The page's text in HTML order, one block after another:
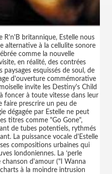
R'n'B britannique, Estelle nous
alternative à la cellulite sonore
comme la nouvelle
en réalité, des contrées
esquissés de soul, de
d'ouverture commémorative
invite les Destiny's Child
foncer à toute vitesse dans leur
faire prescrire un peu de
dégagée par Estelle ne peut
titres comme "Go Gone",
de tubes potentiels, rythmés
La puissance vocale d'Estelle
compositions urbaines qui
londoniennes. La ‘perle
chanson d'amour ("I Wanna
à la moindre intrusion